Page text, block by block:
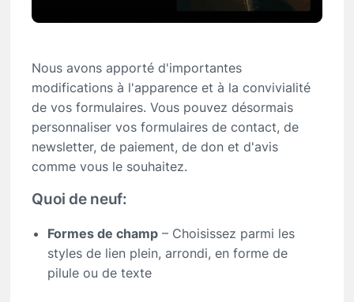
Nous avons apporté d'importantes
modifications à l'apparence et à la convivialité
de vos formulaires. Vous pouvez désormais
personnaliser vos formulaires de contact, de
newsletter, de paiement, de don et d'avis
comme vous le souhaitez.
Quoi de neuf:
Formes de champ – Choisissez parmi les
styles de lien plein, arrondi, en forme de
pilule ou de texte